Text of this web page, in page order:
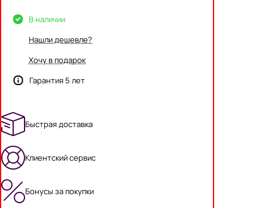
В наличии
Нашли дешевле?
Хочу в подарок
Гарантия 5 лет
Быстрая доставка
Клиентский сервис
Бонусы за покупки